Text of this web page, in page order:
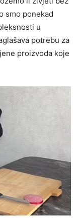
smo ponekad
u
potrebu za
proizvoda koje